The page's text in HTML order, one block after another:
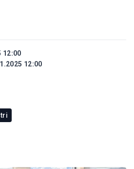
12:00
12:00